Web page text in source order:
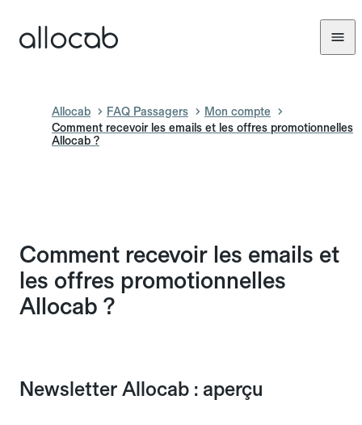
Allocab FAQ Passagers
Mon compte
Comment recevoir les emails et les offres promotionnelles
Allocab ?
Comment recevoir les emails et
les offres promotionnelles
Allocab ?
Newsletter Allocab : aperçu